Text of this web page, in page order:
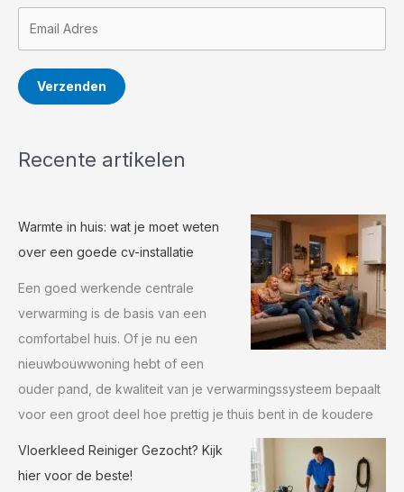
Verzenden
Recente artikelen
Warmte in huis: wat je moet weten
over een goede cv-installatie
Een goed werkende centrale
verwarming is de basis van een
comfortabel huis. Of je nu een
nieuwbouwwoning hebt of een
ouder pand, de kwaliteit van je verwarmingssysteem bepaalt
voor een groot deel hoe prettig je thuis bent in de koudere
Vloerkleed Reiniger Gezocht? Kijk
hier voor de beste!